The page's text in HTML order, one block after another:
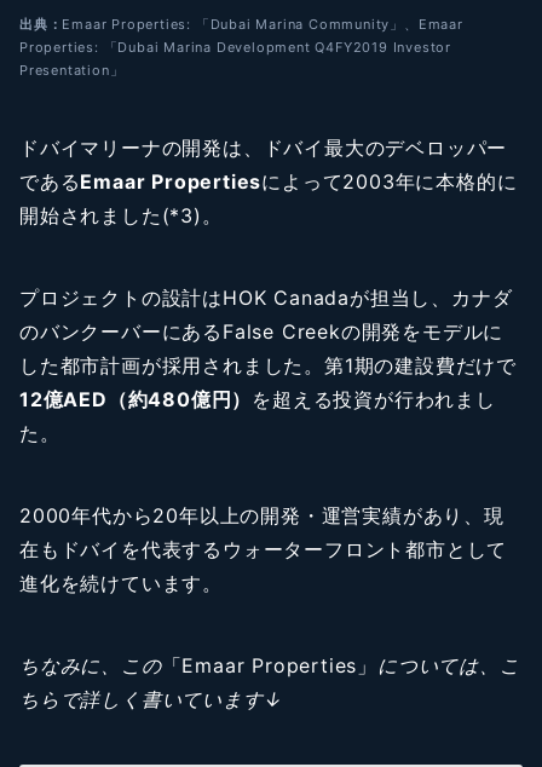
出典： Emaar Properties: 「Dubai Marina Community」、Emaar
Properties: 「Dubai Marina Development Q4FY2019 Investor
Presentation」
ドバイマリーナの開発は、ドバイ最大のデベロッパー
であるEmaar Propertiesによって2003年に本格的に
開始されました(*3)。
プロジェクトの設計はHOK Canadaが担当し、カナダ
のバンクーバーにあるFalse Creekの開発をモデルに
した都市計画が採用されました。第1期の建設費だけで
12億AED（約480億円） を超える投資が行われまし
た。
2000年代から20年以上の開発・運営実績があり、現
在もドバイを代表するウォーターフロント都市として
進化を続けています。
ちなみに、この「Emaar Properties」 については、こ
ちらで詳しく書いています↓